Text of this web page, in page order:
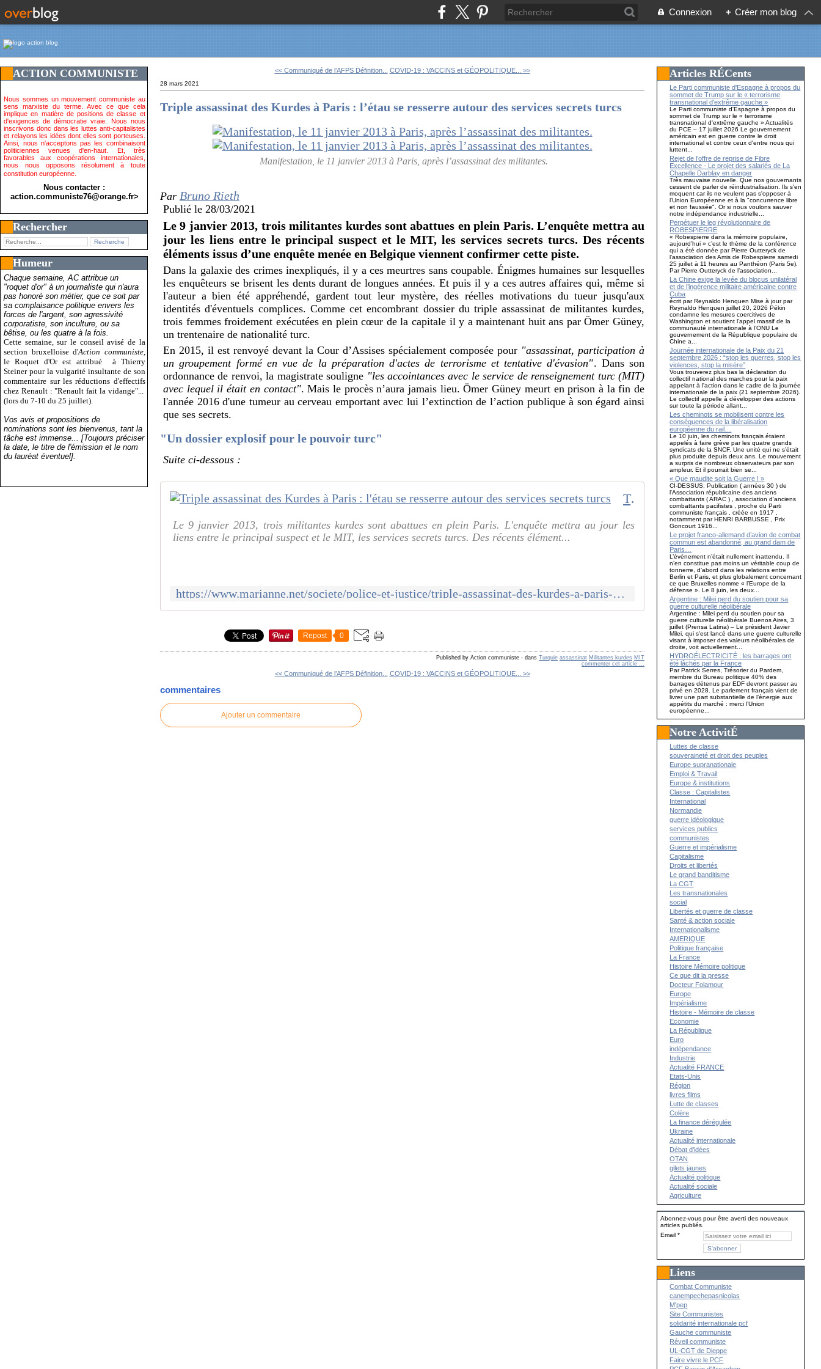
Connexion + Créer mon blog
ACTION COMMUNISTE
Nous sommes un mouvement communiste au
sens marxiste du terme. Avec ce que cela
implique en matière de positions de classe et
d'exigences de démocratie vraie. Nous nous
inscrivons donc dans les luttes anti-capitalistes
et relayons les idées dont elles sont porteuses.
Ainsi, nous n'acceptons pas les combinaisont
politiciennes venues d'en-haut. Et, très
favorables aux coopérations internationales,
nous nous opposons résolument à toute
constitution européenne.
Nous contacter :
action.communiste76@orange.fr>
Rechercher
Humeur
Chaque semaine, AC attribue un
"roquet d'or" à un journaliste qui n'aura
pas honoré son métier, que ce soit par
sa complaisance politique envers les
forces de l'argent, son agressivité
corporatiste, son inculture, ou sa
bêtise, ou les quatre à la fois.
Cette semaine, sur le conseil avisé de la
section bruxelloise d'Action communiste,
le Roquet d'Or est attribué
à Thierry
Steiner pour la vulgarité insultante de son
commentaire sur les réductions d'effectifs
chez Renault : "Renault fait la vidange"...
(lors du 7-10 du 25 juillet).
Vos avis et propositions de
nominations sont les bienvenus, tant la
tâche est immense... [Toujours préciser
la date, le titre de l'émission et le nom
du lauréat éventuel].
<< Communiqué de l’AFPS Définition... COVID-19 : VACCINS et GÉOPOLITIQUE... >>
28 mars 2021
Triple assassinat des Kurdes à Paris : l’étau se resserre autour des services secrets turcs
Manifestation, le 11 janvier 2013 à Paris, après l’assassinat des militantes.
ParBruno Rieth
Publié le28/03/2021
Le 9 janvier 2013, trois militantes kurdes sont abattues en plein Paris. L’enquête mettra au
jour les liens entre le principal suspect et le MIT, les services secrets turcs. Des récents
éléments issus d’une enquête menée en Belgique viennent confirmer cette piste.
Dans la galaxie des crimes inexpliqués, il y a ces meurtres sans coupable. Énigmes humaines sur lesquelles
les enquêteurs se brisent les dents durant de longues années. Et puis il y a ces autres affaires qui, même si
l'auteur a bien été appréhendé, gardent tout leur mystère, des réelles motivations du tueur jusqu'aux
identités d'éventuels complices. Comme cet encombrant dossier du triple assassinat de militantes kurdes,
trois femmes froidement exécutées en plein cœur de la capitale il y a maintenant huit ans par Ömer Güney,
un trentenaire de nationalité turc.
En 2015, il est renvoyé devant la Cour d’Assises spécialement composée pour "assassinat, participation à
un groupement formé en vue de la préparation d'actes de terrorisme et tentative d'évasion". Dans son
ordonnance de renvoi, la magistrate souligne "les accointances avec le service de renseignement turc (MIT)
avec lequel il était en contact". Mais le procès n’aura jamais lieu. Ömer Güney meurt en prison à la fin de
l'année 2016 d'une tumeur au cerveau emportant avec lui l’extinction de l’action publique à son égard ainsi
que ses secrets.
"Un dossier explosif pour le pouvoir turc"
Suite ci-dessous :
Triple assassinat des Kurdes à Paris : l'étau se resserre autour des services secrets turcs
Le 9 janvier 2013, trois militantes kurdes sont abattues en plein Paris. L'enquête mettra au jour les
liens entre le principal suspect et le MIT, les services secrets turcs. Des récents élément...
https://www.marianne.net/societe/police-et-justice/triple-assassinat-des-kurdes-a-paris-letau-se-resserre-autour-des-services-secrets-turcs
Repost 0
Published by Action communiste - dansTurquie assassinat Militantes kurdes MIT
commenter cet article
<< Communiqué de l’AFPS Définition... COVID-19 : VACCINS et GÉOPOLITIQUE... >>
commentaires
Ajouter un commentaire
Articles RÉCents
Le Parti communiste d'Espagne à propos du
sommet de Trump sur le « terrorisme
transnational d'extrême gauche »
Le Parti communiste d'Espagne à propos du
sommet de Trump sur le « terrorisme
transnational d'extrême gauche » Actualités
du PCE – 17 juillet 2026 Le gouvernement
américain est en guerre contre le droit
international et contre ceux d'entre nous qui
luttent...
Rejet de l’offre de reprise de Fibre
Excellence - Le projet des salariés de La
Chapelle Darblay en danger
Très mauvaise nouvelle. Que nos gouvernants
cessent de parler de réindustrialisation. Ils s'en
moquent car ils ne veulent pas s'opposer à
l'Union Européenne et à la "concurrence libre
et non faussée". Or si nous voulons sauver
notre indépendance industrielle...
Perpétuer le leg révolutionnaire de
ROBESPIERRE
« Robespierre dans la mémoire populaire,
aujourd’hui » c’est le thème de la conférence
qui a été donnée par Pierre Outteryck de
l’association des Amis de Robespierre samedi
25 juillet à 11 heures au Panthéon (Paris 5e).
Par Pierre Outteryck de l’association...
La Chine exige la levée du blocus unilatéral
et de l’ingérence militaire américaine contre
Cuba
écrit par Reynaldo Henquen Mise à jour par
Reynaldo Henquen juillet 20, 2026 Pékin
condamne les mesures coercitives de
Washington et soutient l’appel massif de la
communauté internationale à l’ONU Le
gouvernement de la République populaire de
Chine a...
Journée internationale de la Paix du 21
septembre 2026 : “stop les guerres, stop les
violences, stop la misère”
Vous trouverez plus bas la déclaration du
collectif national des marches pour la paix
appelant à l'action dans le cadre de la journée
internationale de la paix (21 septembre 2026).
Le collectif appelle à développer des actions
sur toute la période allant...
Les cheminots se mobilisent contre les
conséquences de la libéralisation
européenne du rail…
Le 10 juin, les cheminots français étaient
appelés à faire grève par les quatre grands
syndicats de la SNCF. Une unité qui ne s’était
plus produite depuis deux ans. Le mouvement
a surpris de nombreux observateurs par son
ampleur. Et il pourrait bien se...
« Que maudite soit la Guerre ! »
CI-DESSUS: Publication ( années 30 ) de
l'Association républicaine des anciens
combattants ( ARAC ) , association d'anciens
combattants pacifistes , proche du Parti
communiste français , créée en 1917 ,
notamment par HENRI BARBUSSE , Prix
Goncourt 1916...
Le projet franco-allemand d’avion de combat
commun est abandonné, au grand dam de
Paris…
L’événement n’était nullement inattendu. Il
n’en constitue pas moins un véritable coup de
tonnerre, d’abord dans les relations entre
Berlin et Paris, et plus globalement concernant
ce que Bruxelles nomme « l’Europe de la
défense ». Le 8 juin, les deux...
Argentine : Milei perd du soutien pour sa
guerre culturelle néolibérale
Argentine : Milei perd du soutien pour sa
guerre culturelle néolibérale Buenos Aires, 3
juillet (Prensa Latina) – Le président Javier
Milei, qui s'est lancé dans une guerre culturelle
visant à imposer des valeurs néolibérales de
droite, voit actuellement...
HYDROÉLECTRICITÉ : les barrages ont
été lâchés par la France
Par Patrick Serres, Trésorier du Pardem,
membre du Bureau politique 40% des
barrages détenus par EDF devront passer au
privé en 2028. Le parlement français vient de
livrer une part substantielle de l’énergie aux
appétits du marché : merci l’Union
européenne...
Notre ActivitÉ
Luttes de classe
souveraineté et droit des peuples
Europe supranationale
Emploi & Travail
Europe & institutions
Classe : Capitalistes
International
Normandie
guerre idéologique
services publics
communistes
Guerre et impérialisme
Capitalisme
Droits et libertés
Le grand banditisme
La CGT
Les transnationales
social
Libertés et guerre de classe
Santé & action sociale
Internationalisme
AMERIQUE
Politique française
La France
Histoire Mémoire politique
Ce que dit la presse
Docteur Folamour
Europe
Impérialisme
Histoire - Mémoire de classe
Economie
La République
Euro
indépendance
Industrie
Actualité FRANCE
Etats-Unis
Région
livres films
Lutte de classes
Colère
La finance dérégulée
Ukraine
Actualité internationale
Débat d'idées
OTAN
gilets jaunes
Actualité politique
Actualité sociale
Agriculture
Abonnez-vous pour être averti des nouveaux
articles publiés.
Email
Liens
Combat Communiste
canempechepasnicolas
M'pep
Site Communistes
solidarité internationale pcf
Gauche communiste
Réveil communiste
UL-CGT de Dieppe
Faire vivre le PCF